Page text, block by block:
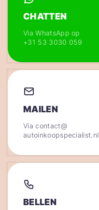
CHATTEN
Via WhatsApp op
+31 53 3030 059
MAILEN
Viacontact@
autoinkoopspecialist.nl
BELLEN